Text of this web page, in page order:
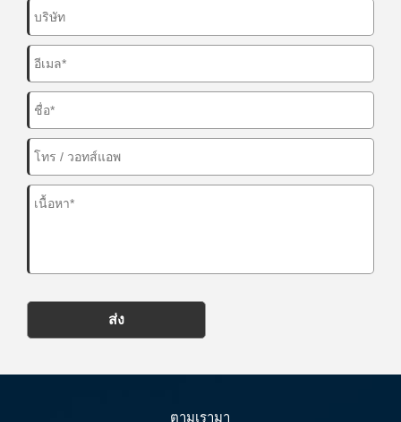
ส่ง
ตามเรามา